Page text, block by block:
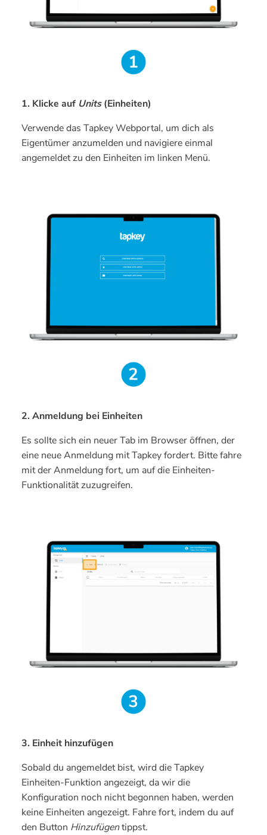
1. Klicke auf Units(Einheiten)
Verwende das Tapkey Webportal, um dich als
Eigentümer anzumelden und navigiere einmal
angemeldet zu den Einheiten im linken Menü.
2. Anmeldung bei Einheiten
Es sollte sich ein neuer Tab im Browser öffnen, der
eine neue Anmeldung mit Tapkey fordert. Bitte fahre
mit der Anmeldung fort, um auf die Einheiten-
Funktionalität zuzugreifen.
3. Einheit hinzufügen
Sobald du angemeldet bist, wird die Tapkey
Einheiten-Funktion angezeigt, da wir die
Konfiguration noch nicht begonnen haben, werden
keine Einheiten angezeigt. Fahre fort, indem du auf
den Button Hinzufügentippst.